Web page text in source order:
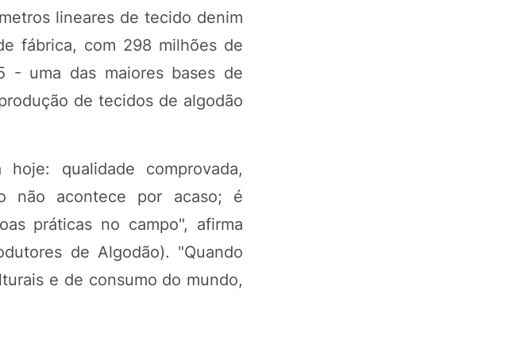
lineares de tecido denim
fábrica, com 298 milhões de
- uma das maiores bases de
de tecidos de algodão
qualidade comprovada,
não acontece por acaso; é
práticas no campo", afirma
de Algodão). "Quando
e de consumo do mundo,